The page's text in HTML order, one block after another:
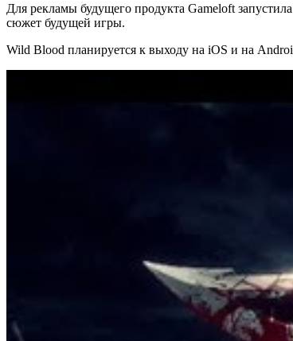
Для рекламы будущего продукта Gameloft
сюжет будущей игры.
Wild Blood планируется к выходу на iOS и на